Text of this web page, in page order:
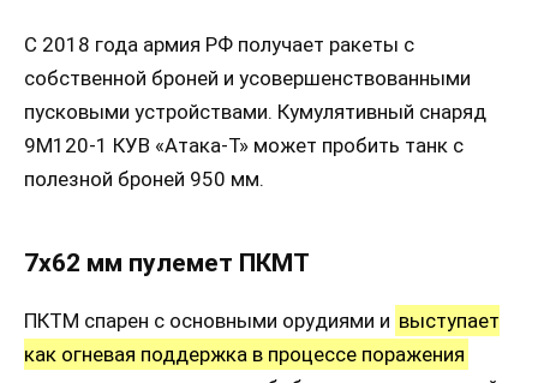
С 2018 года армия РФ получает ракеты с
собственной броней и усовершенствованными
пусковыми устройствами. Кумулятивный снаряд
9М120-1 КУВ «Атака-Т» может пробить танк с
полезной броней 950 мм.
7х62 мм пулемет ПКМТ
ПКТМ спарен с основными орудиями и выступает
как огневая поддержка в процессе поражения